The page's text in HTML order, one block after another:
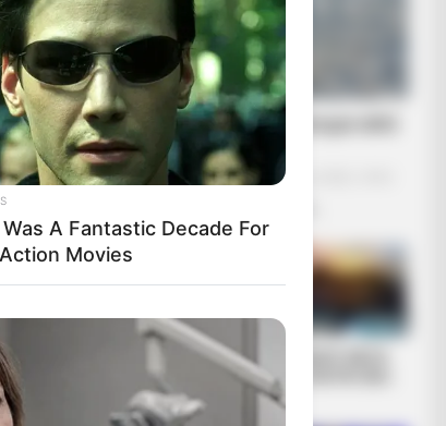
ΤΩΝ
Μια μάζωξη με μήνυμα από
Φρυκτωρίες
Παρασκευή, 30 Σεπτεμβρίου 2022, 18:52
Αυτός που ελέγχει
τον καιρό ελέγχει
τον κόσμο
ΣΤΟ ΠΕΝΤΑΓΩΝΟ..
A Fantastic Decade For
Movies